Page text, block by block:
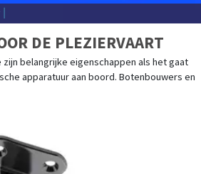
DE PLEZIERVAART
belangrijke eigenschappen als het gaat
apparatuur aan boord. Botenbouwers en